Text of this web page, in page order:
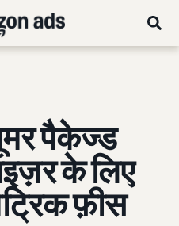
पैकेज्ड
के लिए
फ़ीस